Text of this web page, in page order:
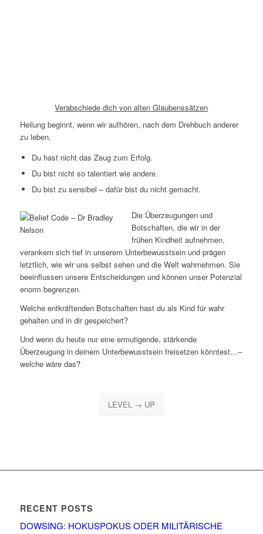
Verabschiede dich von alten Glaubenssätzen
Heilung beginnt, wenn wir aufhören, nach dem Drehbuch anderer
zu leben.
Du hast nicht das Zeug zum Erfolg.
Du bist nicht so talentiert wie andere.
Du bist zu sensibel – dafür bist du nicht gemacht.
Die Überzeugungen und
Botschaften, die wir in der
frühen Kindheit aufnehmen,
verankern sich tief in unserem Unterbewusstsein und prägen
letztlich, wie wir uns selbst sehen und die Welt wahrnehmen. Sie
beeinflussen unsere Entscheidungen und können unser Potenzial
enorm begrenzen.
Welche entkräftenden Botschaften hast du als Kind für wahr
gehalten und in dir gespeichert?
Und wenn du heute nur eine ermutigende, stärkende
Überzeugung in deinem Unterbewusstsein freisetzen könntest…–
welche wäre das?
LEVEL → UP
RECENT POSTS
DOWSING: HOKUSPOKUS ODER MILITÄRISCHE